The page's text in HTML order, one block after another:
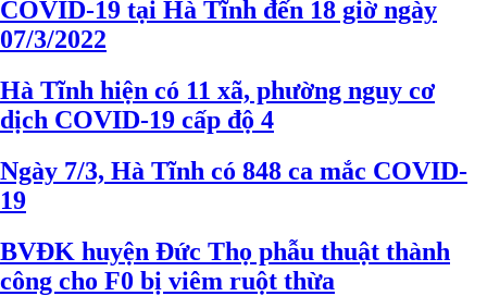
COVID-19 tại Hà Tĩnh đến 18 giờ ngày
07/3/2022
Hà Tĩnh hiện có 11 xã, phường nguy cơ
dịch COVID-19 cấp độ 4
Ngày 7/3, Hà Tĩnh có 848 ca mắc COVID-
19
BVĐK huyện Đức Thọ phẫu thuật thành
công cho F0 bị viêm ruột thừa